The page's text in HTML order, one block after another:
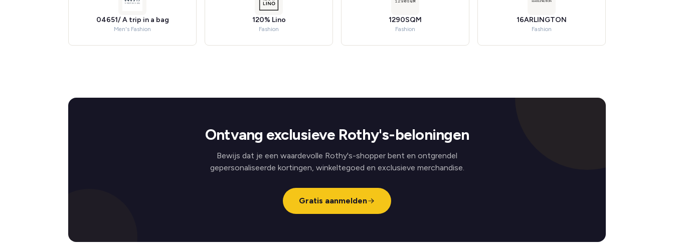
04651/ A trip in a bag
Men's Fashion
120% Lino
Fashion
1290SQM
Fashion
16ARLINGTON
Fashion
Ontvang exclusieve Rothy's-beloningen
Bewijs dat je een waardevolle Rothy's-shopper bent en ontgrendel
gepersonaliseerde kortingen, winkeltegoed en exclusieve merchandise.
Gratis aanmelden